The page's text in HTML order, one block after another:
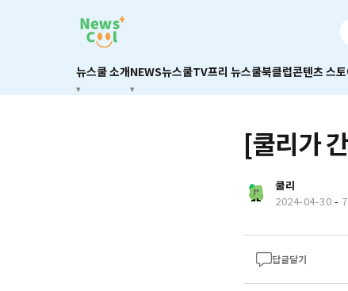
뉴스쿨 소개NEWS뉴스쿨TV프리 뉴스쿨북클럽콘텐츠 스
[쿨리가
쿨리
2024-04-30 -
답글달기